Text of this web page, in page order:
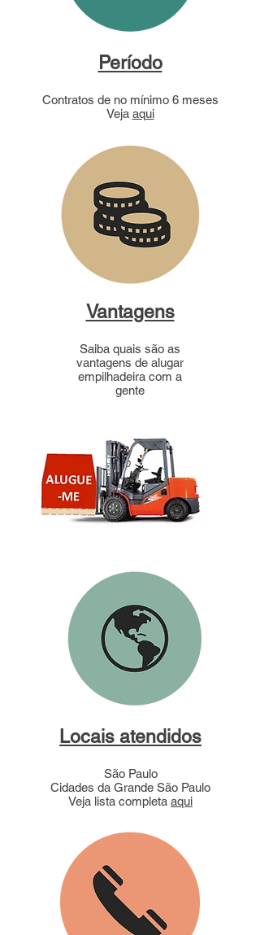
Período
Contratos de no mínimo 6 meses
Veja aqui
Vantagens
Saiba quais são as
vantagens de alugar
empilhadeira com a
gente
Locais atendidos
São Paulo
Cidades da Grande São Paulo
Veja lista completa aqui